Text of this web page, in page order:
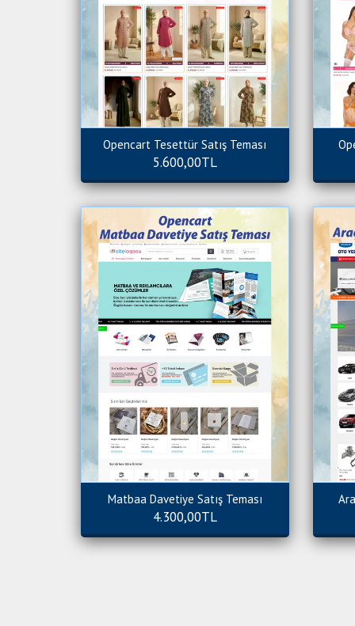
Opencart Tesettür Satış Teması
5.600,00TL
Matbaa Davetiye Satış Teması
4.300,00TL